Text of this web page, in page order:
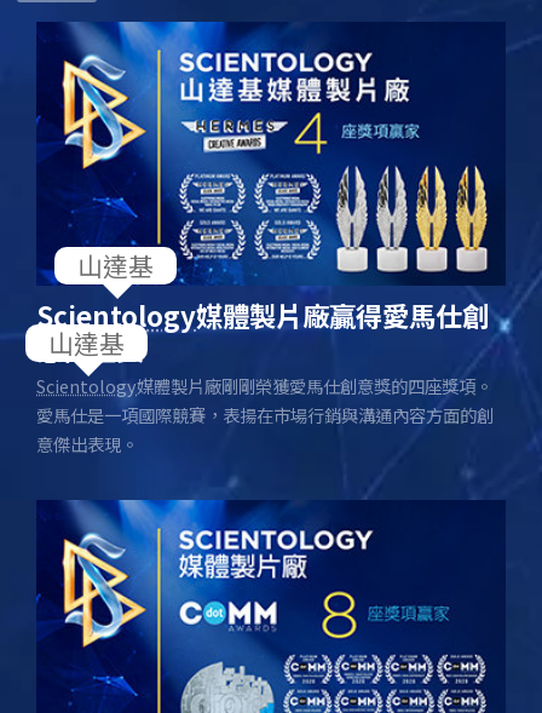
Scientology媒體製片廠贏得愛馬仕創
意白金獎
Scientology媒體製片廠剛剛榮獲愛馬仕創意獎的四座獎項。
愛馬仕是一項國際競賽，表揚在市場行銷與溝通內容方面的創
意傑出表現。
山達基
山達基